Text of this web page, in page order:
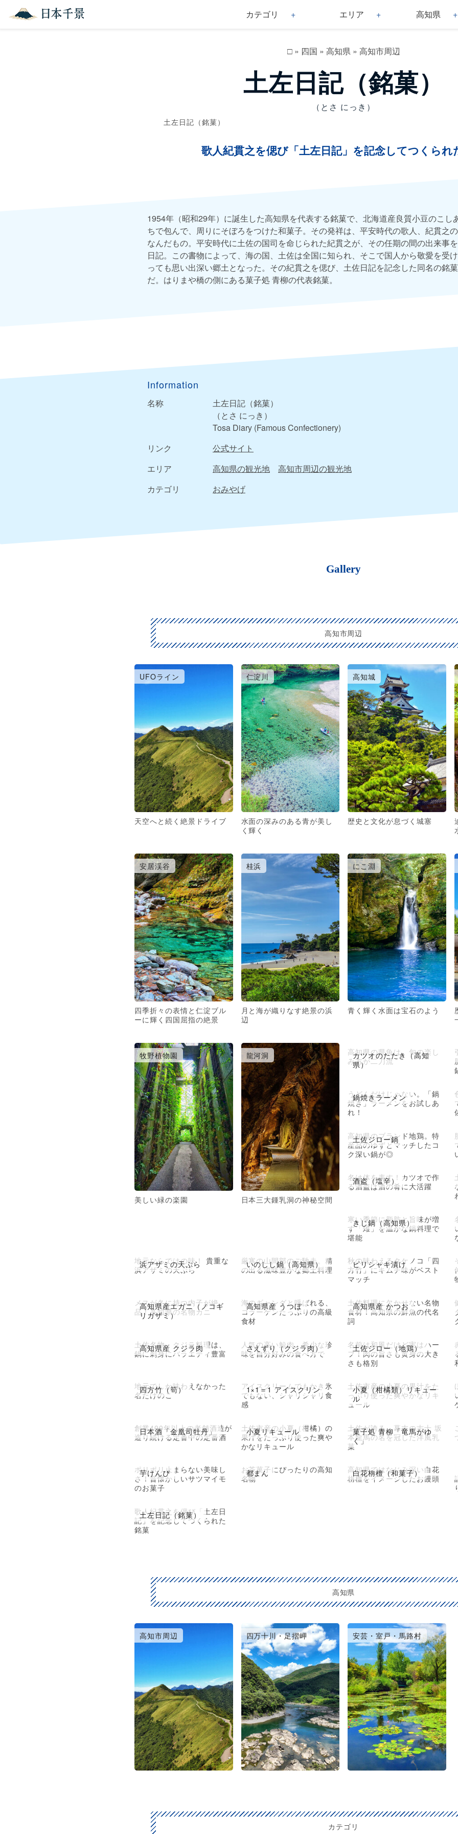
カテゴリ エリア 高知県
□» 四国 » 高知県» 高知市周辺
土左日記（銘菓）
（とさ にっき）
土左日記（銘菓）
歌人紀貫之を偲び「土左日記」を記念してつくられ
1954年（昭和29年）に誕生した高知県を代表する銘菓で、北海道産良質小豆のこし
ちで包んで、周りにそぼろをつけた和菓子。その発祥は、平安時代の歌人、紀貫之
なんだもの。平安時代に土佐の国司を命じられた紀貫之が、その任期の間の出来事
日記。この書物によって、海の国、土佐は全国に知られ、そこで国人から敬愛を受
っても思い出深い郷土となった。その紀貫之を偲び、土佐日記を記念した同名の銘
だ。はりまや橋の側にある菓子処 青柳の代表銘菓。
Information
名称
土左日記（銘菓）
（とさ にっき）
Tosa Diary (Famous Confectionery)
リンク
公式サイト
エリア
高知県の観光地
高知市周辺の観光地
カテゴリ
おみやげ
Gallery
高知市周辺
UFOライン
天空へと続く絶景ドライブ
仁淀川
水面の深みのある青が美し
く輝く
高知城
歴史と文化が息づく城塞
安居渓谷
四季折々の表情と仁淀ブル
ーに輝く四国屈指の絶景
桂浜
月と海が織りなす絶景の浜
辺
にこ淵
青く輝く水面は宝石のよう
牧野植物園
美しい緑の楽園
龍河洞
日本三大鍾乳洞の神秘空間
カツオのたたき（高知
県）
高知県の県魚は、旬の楽し
み方が二刀流
鍋焼きラーメン
うどんだけじゃない。「鍋
焼き」ラーメンをお試しあ
れ！
土佐ジロー鍋
高知県のブランド地鶏。特
産品のゆずとマッチしたコ
ク深い鍋が◎
酒盗（塩辛）
名は体を表す！カツオで作
る酒盗は酒の肴に大活躍
きじ鍋（高知県）
寒い季節に脂肪と旨味が増
す「雉」を温かな鍋料理で
堪能
浜アザミの天ぷら
地元ならではの味！ 貴重な
浜アザミの天ぷら
いのしし鍋（高知県）
厳寒の山間部のご馳走。精
の出る滋味豊かな郷土料理
ピリシャキ漬け
秋の味わえるタケノコ「四
方竹」にキムチ味がベスト
マッチ
高知県産エガニ（ノコギ
リガザミ）
メスが冬に持つ内子が絶
品！高知県の名物カニ
高知県産 うつぼ
海のギャングと呼ばれる、
コラーゲンたっぷりの高級
食材
高知県産 かつお
土佐料理に欠かせない名物
食材！高知県の鮮魚の代名
詞
高知県産 クジラ肉
土佐名物・クジラ料理は、
鍋に刺身にバラエティ豊富
さえずり（クジラ肉）
人気の高い鯨肉。希少な珍
味を自分好みの食べ方で
土佐ジロー（地鶏）
名前は和風だけど実はハー
フ！肉の旨さも黄身の大き
さも格別
四方竹（筍）
地元でしか味わえなかった
名たけのこ
1×1＝1 アイスクリン
アイスクリームでもかき氷
でもない、シャリシャリ食
感
小夏（柑橘類）リキュー
ル
土佐市産の小夏の果汁をた
っぷり使った爽やかなリキ
ュール
日本酒「金凰司牡丹」
創業400年以上の老舗酒造が
造り続ける定番中の定番酒
小夏リキュール
土佐市産の小夏（柑橘）の
果汁をたっぷり使った爽や
かなリキュール
菓子処 青柳「竜馬がゆ
く」
土佐が誇る、幕末の志士 坂
本龍馬の名を冠した洋風乳
菓
芋けんぴ
ポリポリ止まらない美味し
さ！昔懐かしいサツマイモ
のお菓子
都まん
お茶菓子にぴったりの高知
名物
白花栴檀（和菓子）
高知県ではなじみ深い白花
栴檀をイメージしたお饅頭
土左日記（銘菓）
歌人紀貫之を偲び「土左日
記」を記念してつくられた
銘菓
高知県
高知市周辺 四万十川・足摺岬 安芸・室戸・馬路村
カテゴリ